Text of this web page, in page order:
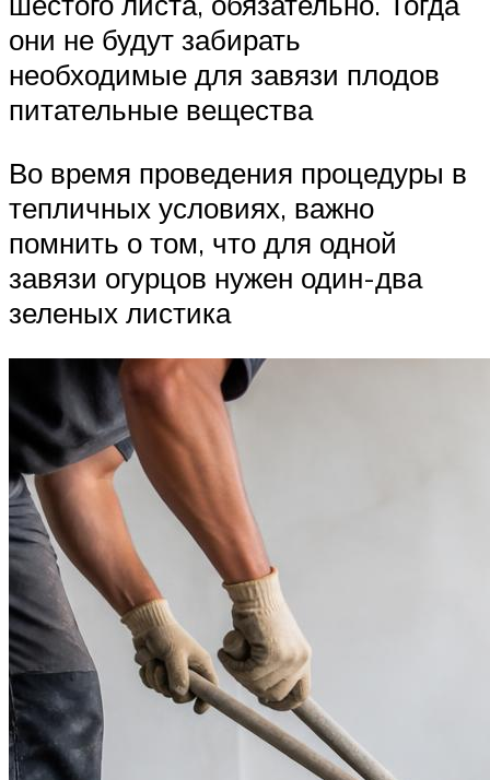
они не будут забирать
необходимые для завязи плодов
питательные вещества
Во время проведения процедуры в
тепличных условиях, важно
помнить о том, что для одной
завязи огурцов нужен один-два
зеленых листика